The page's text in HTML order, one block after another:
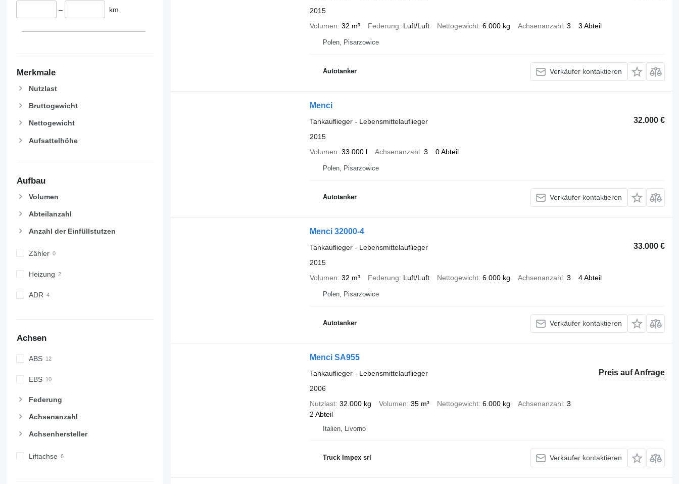
– km
Merkmale
Nutzlast
Bruttogewicht
Nettogewicht
Aufsattelhöhe
Aufbau
Volumen
Abteilanzahl
Anzahl der Einfüllstutzen
Zähler
Heizung
ADR
Achsen
ABS
EBS
Federung
Achsenanzahl
Achsenhersteller
Liftachse
2015
Volumen 32 m³ Federung Luft/Luft Nettogewicht 6.000 kg Achsenanzahl 3 3 Abteil
Polen, Pisarzowice
Autotanker Verkäufer kontaktieren
Menci
32.000 €
Tankauflieger - Lebensmittelauflieger
2015
Volumen 33.000 l Achsenanzahl 3 0 Abteil
Polen, Pisarzowice
Autotanker Verkäufer kontaktieren
Menci 32000-4
33.000 €
Tankauflieger - Lebensmittelauflieger
2015
Volumen 32 m³ Federung Luft/Luft Nettogewicht 6.000 kg Achsenanzahl 3 4 Abteil
Polen, Pisarzowice
Autotanker Verkäufer kontaktieren
Menci SA955
Preis auf Anfrage
Tankauflieger - Lebensmittelauflieger
2006
Nutzlast 32.000 kg Volumen 35 m³ Nettogewicht 6.000 kg Achsenanzahl 3
2 Abteil
Italien, Livorno
Truck Impex srl Verkäufer kontaktieren